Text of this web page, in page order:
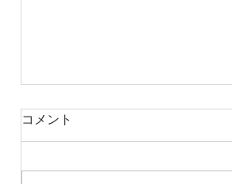
コメント